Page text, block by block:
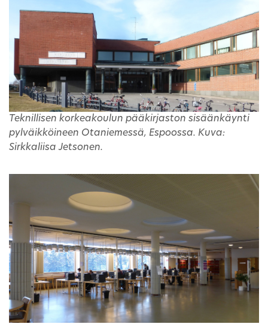
Teknillisen korkeakoulun pääkirjaston sisäänkäynti
pylväikköineen Otaniemessä, Espoossa. Kuva:
Sirkkaliisa Jetsonen.